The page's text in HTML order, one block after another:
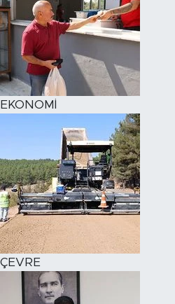
EKONOMİ
ÇEVRE